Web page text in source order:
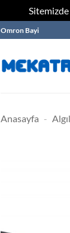
Omron Bayi
Anasayfa -